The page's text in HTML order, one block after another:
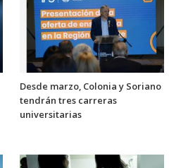
Desde marzo, Colonia y Soriano
tendrán tres carreras
universitarias